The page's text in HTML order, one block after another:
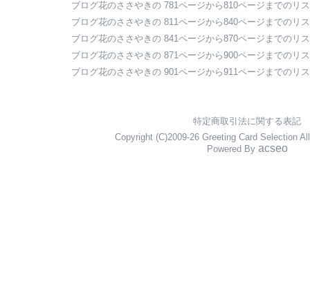
ブログ花のささやきの 781ページから810ページまでのリ
ブログ花のささやきの 811ページから840ページまでのリ
ブログ花のささやきの 841ページから870ページまでのリ
ブログ花のささやきの 871ページから900ページまでのリ
ブログ花のささやきの 901ページから911ページまでのリ
特定商取引法に関する表記
Copyright (C)2009-26 Greeting Card Selection
Powered By acseo